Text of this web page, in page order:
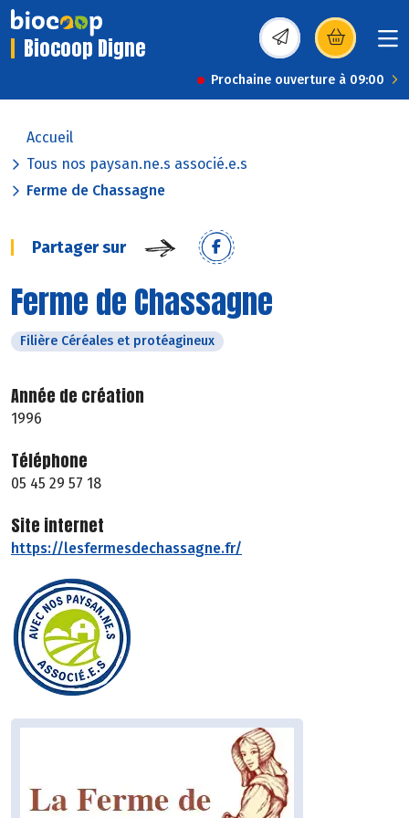
Biocoop Digne (s’ouvre dans une
Prochaine ouverture à 09:00
Accueil
Tous nos paysan.ne.s associé.e.s
Ferme de Chassagne
Partager sur
Ferme de Chassagne
Filière Céréales et protéagineux
Année de création
1996
Téléphone
05 45 29 57 18
Site internet
https://lesfermesdechassagne.fr/